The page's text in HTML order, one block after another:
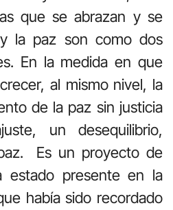
que se abrazan y se
la paz son como dos
En la medida en que
al mismo nivel, la
de la paz sin justicia
un desequilibrio,
Es un proyecto de
estado presente en la
había sido recordado